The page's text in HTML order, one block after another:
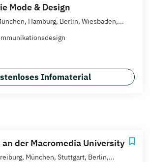
Mode & Design
Hamburg, Berlin, Wiesbaden,...
Infomaterial
der Macromedia University
München, Stuttgart, Berlin,...